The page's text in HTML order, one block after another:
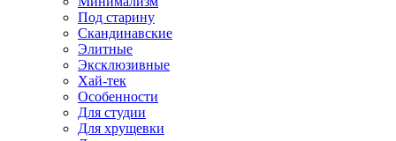
Под старину
Скандинавские
Элитные
Эксклюзивные
Хай-тек
Особенности
Для студии
Для хрущевки